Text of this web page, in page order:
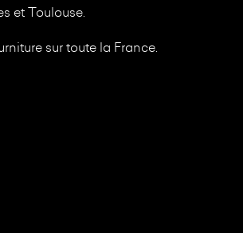
et Toulouse.
sur toute la France.